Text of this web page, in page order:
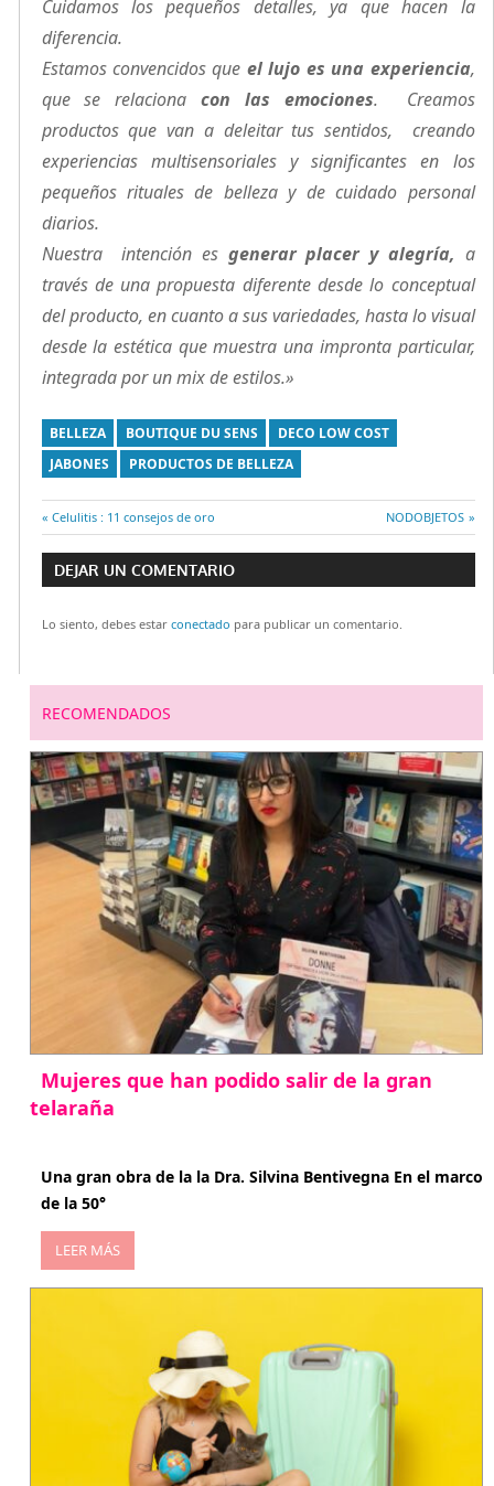
Cuidamos los pequeños detalles, ya que hacen la
diferencia.
Estamos convencidos que el lujo es una experiencia,
que se relacionacon las emociones. Creamos
productos que van a deleitar tus sentidos, creando
experiencias multisensoriales y significantes en los
pequeños rituales de belleza y de cuidado personal
diarios.
Nuestra intención es generar placer y alegría, a
través de una propuesta diferente desde lo conceptual
del producto, en cuanto a sus variedades, hasta lo visual
desde la estética que muestra una impronta particular,
integrada por un mix de estilos.»
BELLEZA BOUTIQUE DU SENS
DECO LOW COST
JABONES
PRODUCTOS DE BELLEZA
Navegación
de
entradas
Entrada
anterior:
Celulitis : 11 consejos de oro
Entrada
siguiente:
NODOBJETOS
DEJAR UN COMENTARIO
Lo siento, debes estar conectado para publicar un comentario.
RECOMENDADOS
Mujeres que han podido salir de la gran
telaraña
Una gran obra de la la Dra. Silvina Bentivegna En el marco
de la 50°
LEER MÁS